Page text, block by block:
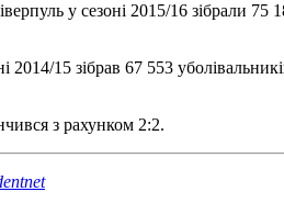
у сезоні 2015/16 зібрали 75
15 зібрав 67 553
з рахунком 2:2.